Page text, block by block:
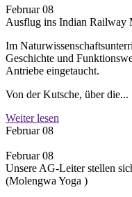
Februar 08
Ausflug ins Indian Railway
Im
Geschichte und
Antriebe eingetaucht.
Von der Kutsche, über die...
Weiter lesen
Februar 08
Februar 08
Unsere AG-Leiter stellen
(Molengwa Yoga )